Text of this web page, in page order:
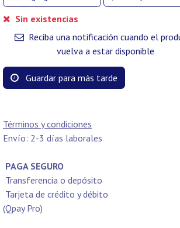
Sin existencias
Reciba una notificación cuando el
vuelva a estar disponible
Guardar para más tarde
Términos y condiciones
Envío: 2-3 días laborales
PAGA SEGURO
Transferencia o depósito
Tarjeta de crédito y débito
(Qpay Pro)